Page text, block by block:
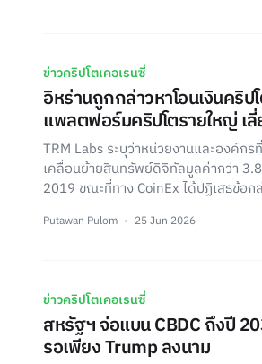
ข่าวคริปโตเคอเรนซี่
อิหร่านถูกกล่าวหาโอนเงินคริ
แพลตฟอร์มคริปโตรายใหญ่ เ
TRM Labs ระบุว่าหน่วยงานและองค์ก
เคลื่อนย้ายสินทรัพย์ดิจิทัลมูลค่ากว่า
2019 ขณะที่ทาง CoinEx ได้ปฏิเสธข้อก
Putawan Pulom 25 Jun 2026
ข่าวคริปโตเคอเรนซี่
สหรัฐฯ จ่อแบน CBDC ถึงปี
รอเพียง Trump ลงนาม